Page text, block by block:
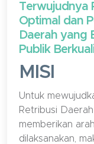
Terwujudnya
Optimal dan
Daerah yang
Publik
MISI
Untuk
Retribusi
memberikan
dilaksanakan,